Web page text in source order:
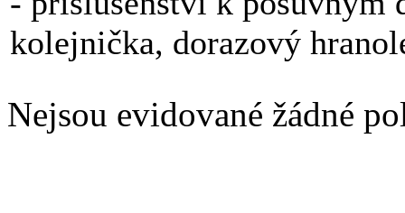
kolejnička, dorazový
Nejsou evidované žádné